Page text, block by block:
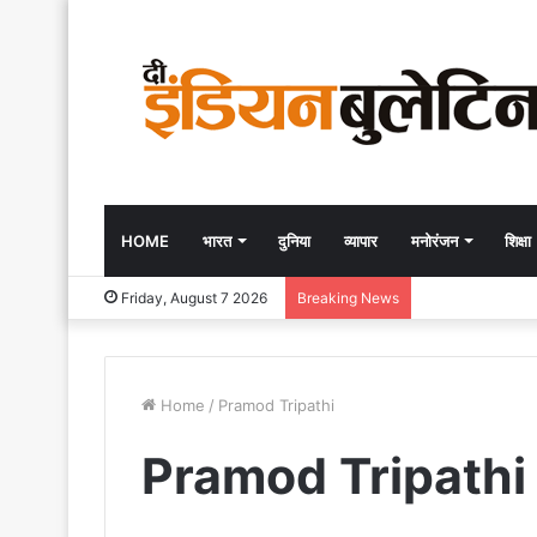
HOME भारत दुनिया व्यापार मनोरंजन शिक्षा
Friday, August 7 2026 Breaking News
Home / Pramod Tripathi
Pramod Tripathi